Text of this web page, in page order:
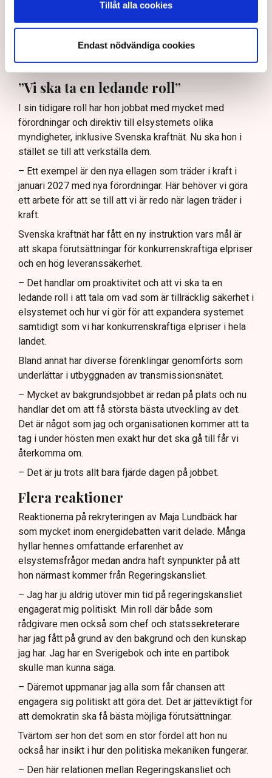
Tillåt alla cookies
Endast nödvändiga cookies
scenarier beroende på hur omvärldsläget utvecklar sig.
– Inledningsvis kommer jag vara mycket ute i
organisationen och lära känna verksamheten, säger hon.
”Vi ska ta en ledande roll”
I sin tidigare roll har hon jobbat med mycket med
förordningar och direktiv till elsystemets olika
myndigheter, inklusive Svenska kraftnät. Nu ska hon i
stället se till att verkställa dem.
– Ett exempel är den nya ellagen som träder i kraft i
januari 2027 med nya förordningar. Här behöver vi göra
ett arbete för att se till att vi är redo när lagen träder i
kraft.
Svenska kraftnät har fått en ny instruktion vars mål är
att skapa förutsättningar för konkurrenskraftiga elpriser
och en hög leveranssäkerhet.
– Det handlar om proaktivitet och att vi ska ta en
ledande roll i att tala om vad som är tillräcklig säkerhet i
elsystemet och hur vi gör för att expandera systemet
samtidigt som vi har konkurrenskraftiga elpriser i hela
landet.
Bland annat har diverse förenklingar genomförts som
underlättar i utbyggnaden av transmissionsnätet.
– Mycket av bakgrundsjobbet är redan på plats och nu
handlar det om att få största bästa utveckling av det.
Det är något som jag och organisationen kommer att ta
tag i under hösten men exakt hur det ska gå till får vi
återkomma om.
– Det är ju trots allt bara fjärde dagen på jobbet.
Flera reaktioner
Reaktionerna på rekryteringen av Maja Lundbäck har
som mycket inom energidebatten varit delade. Många
hyllar hennes omfattande erfarenhet av
elsystemsfrågor medan andra haft synpunkter på att
hon närmast kommer från Regeringskansliet.
– Jag har ju aldrig utöver min tid på regeringskansliet
engagerat mig politiskt. Min roll där både som
rådgivare men också som chef och statssekreterare
har jag fått på grund av den bakgrund och den kunskap
jag har. Jag har en Sverigebok och inte en partibok
skulle man kunna säga.
– Däremot uppmanar jag alla som får chansen att
engagera sig politiskt att göra det. Det är jätteviktigt för
att demokratin ska få bästa möjliga förutsättningar.
Tvärtom ser hon det som en stor fördel att hon nu
också har insikt i hur den politiska mekaniken fungerar.
– Den här relationen mellan Regeringskansliet och